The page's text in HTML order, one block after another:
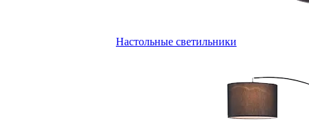
Настольные светильники